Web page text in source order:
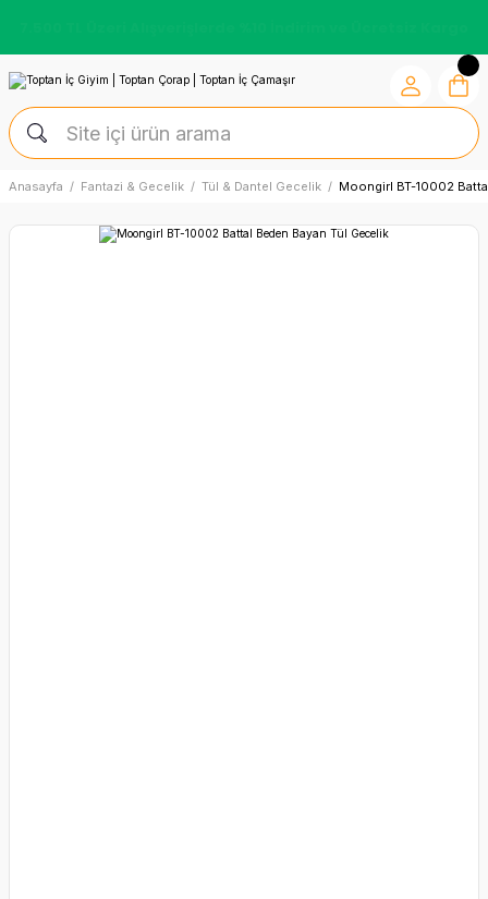
Anasayfa Fantazi & Gecelik Tül & Dantel Gecelik Moongirl BT-10002